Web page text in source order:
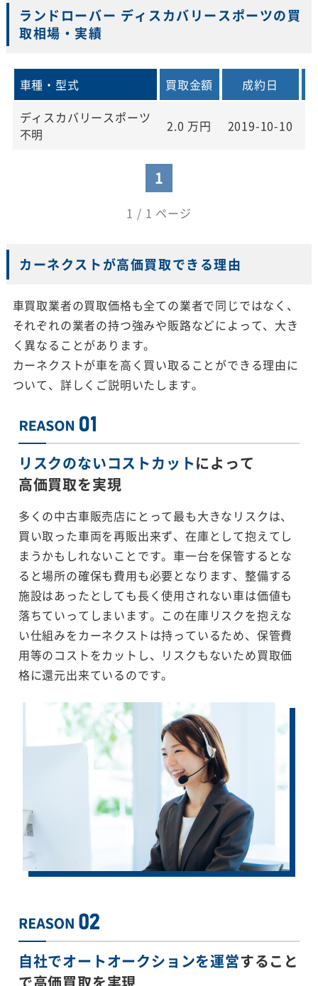
ランドローバー ディスカバリースポーツの買
取相場・実績
車種・型式 買取金額 成約日
ディスカバリースポーツ
不明
2.0 万円 2019-10-10
1
1 / 1 ページ
カーネクストが高価買取できる理由
車買取業者の買取価格も全ての業者で同じではなく、
それぞれの業者の持つ強みや販路などによって、大き
く異なることがあります。
カーネクストが車を高く買い取ることができる理由に
ついて、詳しくご説明いたします。
リスクのないコストカットによって
高価買取を実現
多くの中古車販売店にとって最も大きなリスクは、
買い取った車両を再販出来ず、在庫として抱えてし
まうかもしれないことです。車一台を保管するとな
ると場所の確保も費用も必要となります、整備する
施設はあったとしても長く使用されない車は価値も
落ちていってしまいます。この在庫リスクを抱えな
い仕組みをカーネクストは持っているため、保管費
用等のコストをカットし、リスクもないため買取価
格に還元出来ているのです。
自社でオートオークションを運営すること